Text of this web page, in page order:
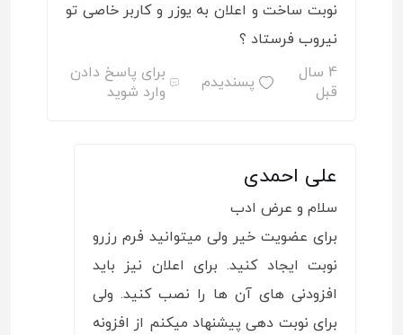
نوبت ساخت و اعلان به یوزر و کاربر خاصی تو
نیروب فرستاد ؟
4 سال
قبل
پسندیدم
برای پاسخ دادن
وارد شوید
علی احمدی
سلام و عرض ادب
برای عضویت خیر ولی میتوانید فرم رزرو
نوبت ایجاد کنید. برای اعلان نیز باید
افزودنی های آن ها را نصب کنید. ولی
برای نوبت دهی پیشنهاد میکنم از افزونه